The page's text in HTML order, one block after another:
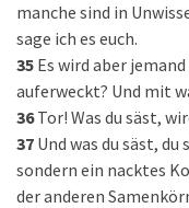
manche sind in
sage ich es euch.
35 Es wird aber
auferweckt? Und mit
36 Tor! Was du säst,
37 Und was du säst,
sondern ein nacktes
der anderen